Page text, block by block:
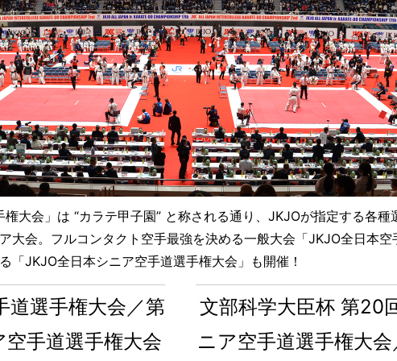
大会」は “カラテ甲子園” と称される通り、JKJOが指定する各
大会。フルコンタクト空手最強を決める一般大会「JKJO全日本
「JKJO全日本シニア空手道選手権大会」も開催！
道選手権大会／第
手道選手権大会
文部科学大臣杯 第20
ニア空手道選手権大